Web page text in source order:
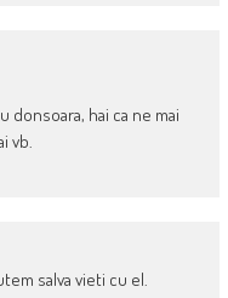
hai ca ne mai
vb.
salva vieti cu el.